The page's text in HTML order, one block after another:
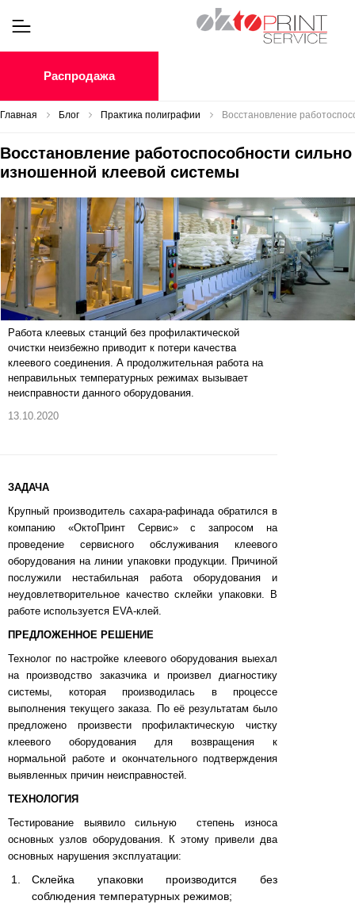
Распродажа
Главная Блог Практика полиграфии Восстановление
Восстановление работоспособности сильно
изношенной клеевой системы
Работа клеевых станций без профилактической
очистки неизбежно приводит к потери качества
клеевого соединения. А продолжительная работа на
неправильных температурных режимах вызывает
неисправности данного оборудования.
13.10.2020
ЗАДАЧА
Крупный производитель сахара-рафинада обратился в
компанию «ОктоПринт Сервис» с запросом на
проведение сервисного обслуживания клеевого
оборудования на линии упаковки продукции. Причиной
послужили нестабильная работа оборудования и
неудовлетворительное качество склейки упаковки. В
работе используется EVA-клей.
ПРЕДЛОЖЕННОЕ РЕШЕНИЕ
Технолог по настройке клеевого оборудования выехал
на производство заказчика и произвел диагностику
системы, которая производилась в процессе
выполнения текущего заказа. По её результатам было
предложено произвести профилактическую чистку
клеевого оборудования для возвращения к
нормальной работе и окончательного подтверждения
выявленных причин неисправностей.
ТЕХНОЛОГИЯ
Тестирование выявило сильную степень износа
основных узлов оборудования. К этому привели два
основных нарушения эксплуатации:
Склейка упаковки производится без
соблюдения температурных режимов;